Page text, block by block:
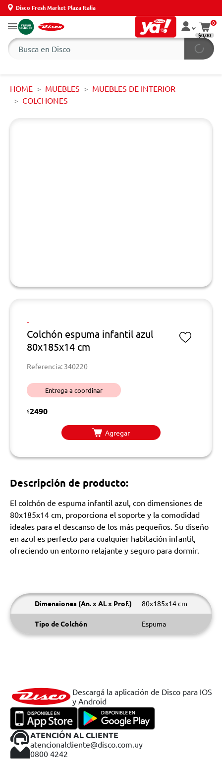
Disco Fresh Market Plaza Italia
0
$0,00
HOME MUEBLES
MUEBLES DE INTERIOR
COLCHONES
-
Colchón espuma infantil azul
80x185x14 cm
Referencia: 340220
Entrega a coordinar
$2490
Agregar
Descripción de producto:
El colchón de espuma infantil azul, con dimensiones de
80x185x14 cm, proporciona el soporte y la comodidad
ideales para el descanso de los más pequeños. Su diseño
en azul es perfecto para cualquier habitación infantil,
ofreciendo un entorno relajante y seguro para dormir.
Dimensiones (An. x Al. x Prof.) 80x185x14 cm
Tipo de Colchón Espuma
Descargá la aplicación de Disco para IOS
y Android
ATENCIÓN AL CLIENTE
atencionalcliente@disco.com.uy
0800 4242